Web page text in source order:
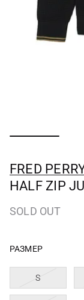
FRED
HALF ZIP
SOLD OUT
РАЗМЕР
S